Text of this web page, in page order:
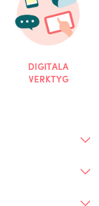
DIGITALA
VERKTYG